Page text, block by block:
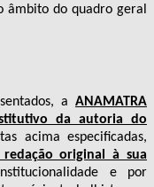
do quadro geral
a ANAMATRA
da autoria do
acima especificadas,
original à sua
e por